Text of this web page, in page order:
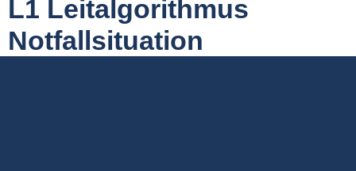
L1 Leitalgorithmus
Notfallsituation